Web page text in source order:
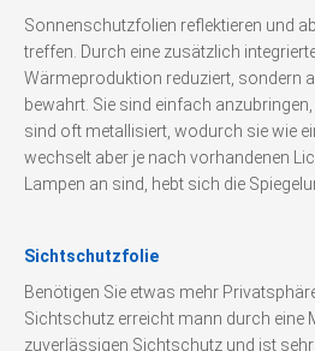
Sonnenschutzfolien reflektieren und
treffen. Durch eine zusätzlich
Wärmeproduktion reduziert, sondern
bewahrt. Sie sind einfach
sind oft metallisiert, wodurch sie wie
wechselt aber je nach vorhandenen
Lampen an sind, hebt sich die
Sichtschutzfolie
Benötigen Sie etwas mehr
Sichtschutz erreicht mann durch eine
zuverlässigen Sichtschutz und ist